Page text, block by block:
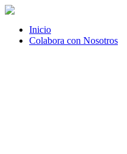
Inicio
Colabora con Nosotros